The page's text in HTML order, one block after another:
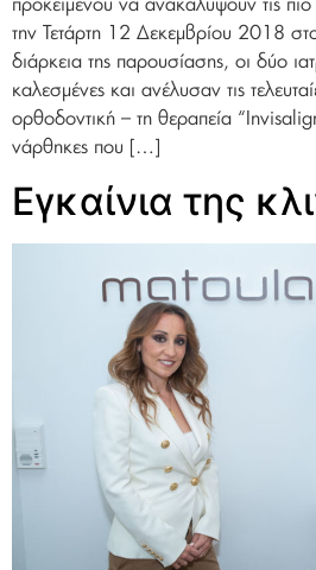
προκειμένου να ανακαλύψουν τις
την Τετάρτη 12 Δεκεμβρίου 2018
διάρκεια της παρουσίασης, οι δύο
καλεσμένες και ανέλυσαν τις
ορθοδοντική – τη θεραπεία
νάρθηκες που […]
Εγκαίνια της